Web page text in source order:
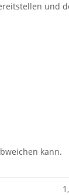
und
kann.